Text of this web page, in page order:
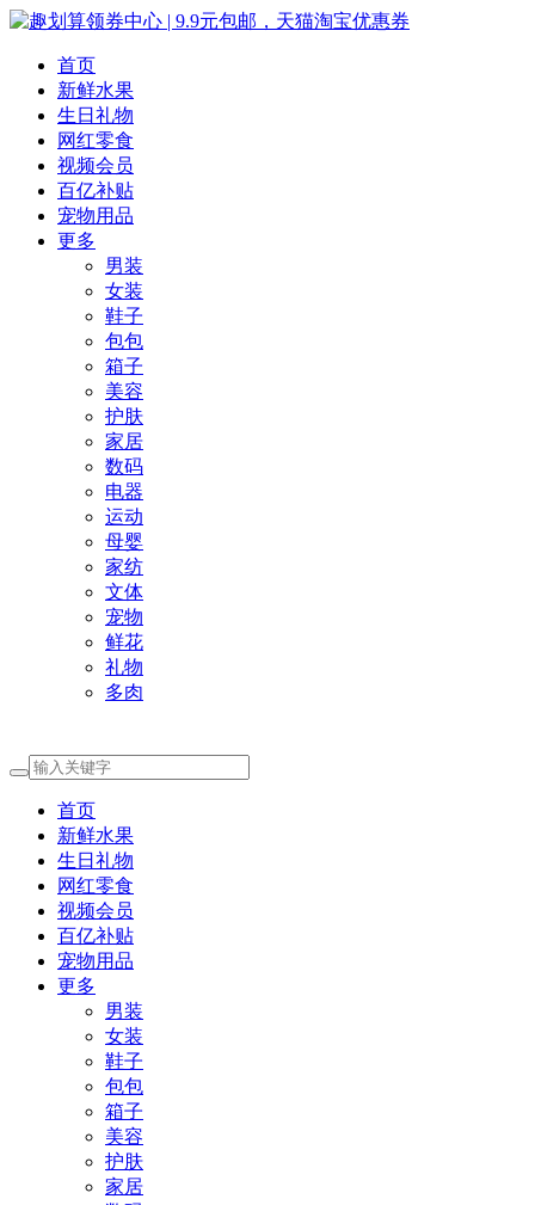
首页
新鲜水果
生日礼物
网红零食
视频会员
百亿补贴
宠物用品
更多
男装
女装
鞋子
包包
箱子
美容
护肤
家居
数码
电器
运动
母婴
家纺
文体
宠物
鲜花
礼物
多肉
首页
新鲜水果
生日礼物
网红零食
视频会员
百亿补贴
宠物用品
更多
男装
女装
鞋子
包包
箱子
美容
护肤
家居